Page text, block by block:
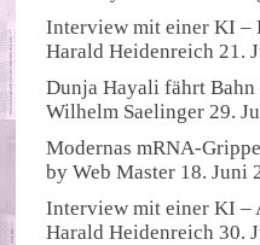
Interview mit einer KI –
Harald Heidenreich 21.
Dunja Hayali fährt
Wilhelm Saelinger 29.
Modernas mRNA-
byWeb Master 18. Juni
Interview mit einer KI –
Harald Heidenreich 30.